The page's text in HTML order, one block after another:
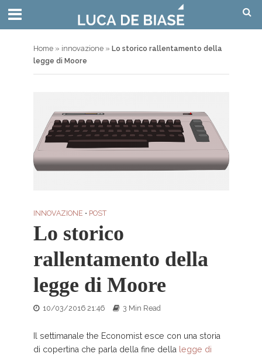
Home» innovazione» Lo storico rallentamento della
legge di Moore
INNOVAZIONE • POST
Lo storico
rallentamento della
legge di Moore
10/03/2016 21:46 3 Min Read
Il settimanale the Economist esce con una storia
di copertina che parla della fine della legge di